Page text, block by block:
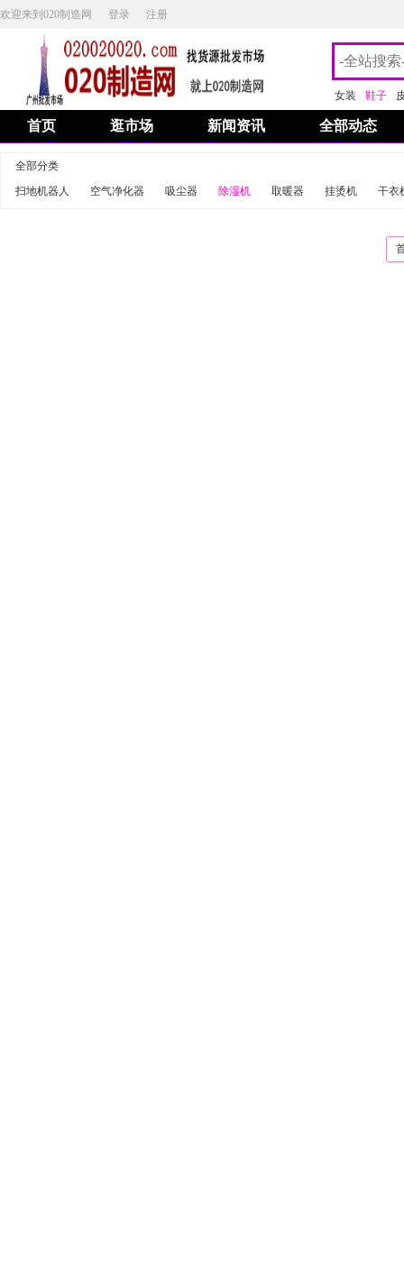
欢迎来到020制造网 登录 注册
女装 鞋子
首页 逛市场 新闻资讯 全部动态
全部分类
扫地机器人
空气净化器 吸尘器 除湿机 取暖器 挂烫机 干衣